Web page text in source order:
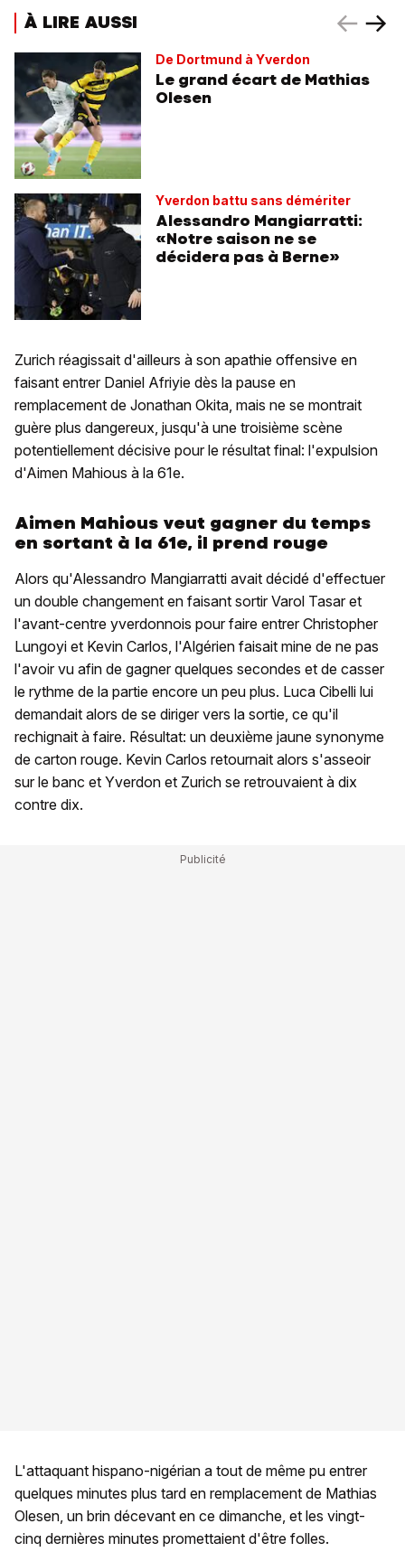
À LIRE AUSSI
De Dortmund à Yverdon
Le grand écart de Mathias
Olesen
Yverdon battu sans démériter
Alessandro Mangiarratti:
«Notre saison ne se
décidera pas à Berne»
Zurich réagissait d'ailleurs à son apathie offensive en
faisant entrer Daniel Afriyie dès la pause en
remplacement de Jonathan Okita, mais ne se montrait
guère plus dangereux, jusqu'à une troisième scène
potentiellement décisive pour le résultat final: l'expulsion
d'Aimen Mahious à la 61e.
Aimen Mahious veut gagner du temps
en sortant à la 61e, il prend rouge
Alors qu'Alessandro Mangiarratti avait décidé d'effectuer
un double changement en faisant sortir Varol Tasar et
l'avant-centre yverdonnois pour faire entrer Christopher
Lungoyi et Kevin Carlos, l'Algérien faisait mine de ne pas
l'avoir vu afin de gagner quelques secondes et de casser
le rythme de la partie encore un peu plus. Luca Cibelli lui
demandait alors de se diriger vers la sortie, ce qu'il
rechignait à faire. Résultat: un deuxième jaune synonyme
de carton rouge. Kevin Carlos retournait alors s'asseoir
sur le banc et Yverdon et Zurich se retrouvaient à dix
contre dix.
L'attaquant hispano-nigérian a tout de même pu entrer
quelques minutes plus tard en remplacement de Mathias
Olesen, un brin décevant en ce dimanche, et les vingt-
cinq dernières minutes promettaient d'être folles.